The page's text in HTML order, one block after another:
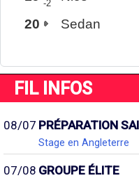
-2
20
Sedan
FIL INFOS
08/07 PRÉPARATION
Stage en Angleterre
07/08 GROUPE ÉLITE